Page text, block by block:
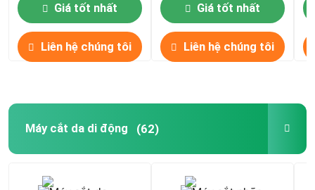
Giá tốt nhất
Liên hệ chúng tôi
Giá tốt nhất
Liên hệ chúng tôi
Máy cắt da di động (62)